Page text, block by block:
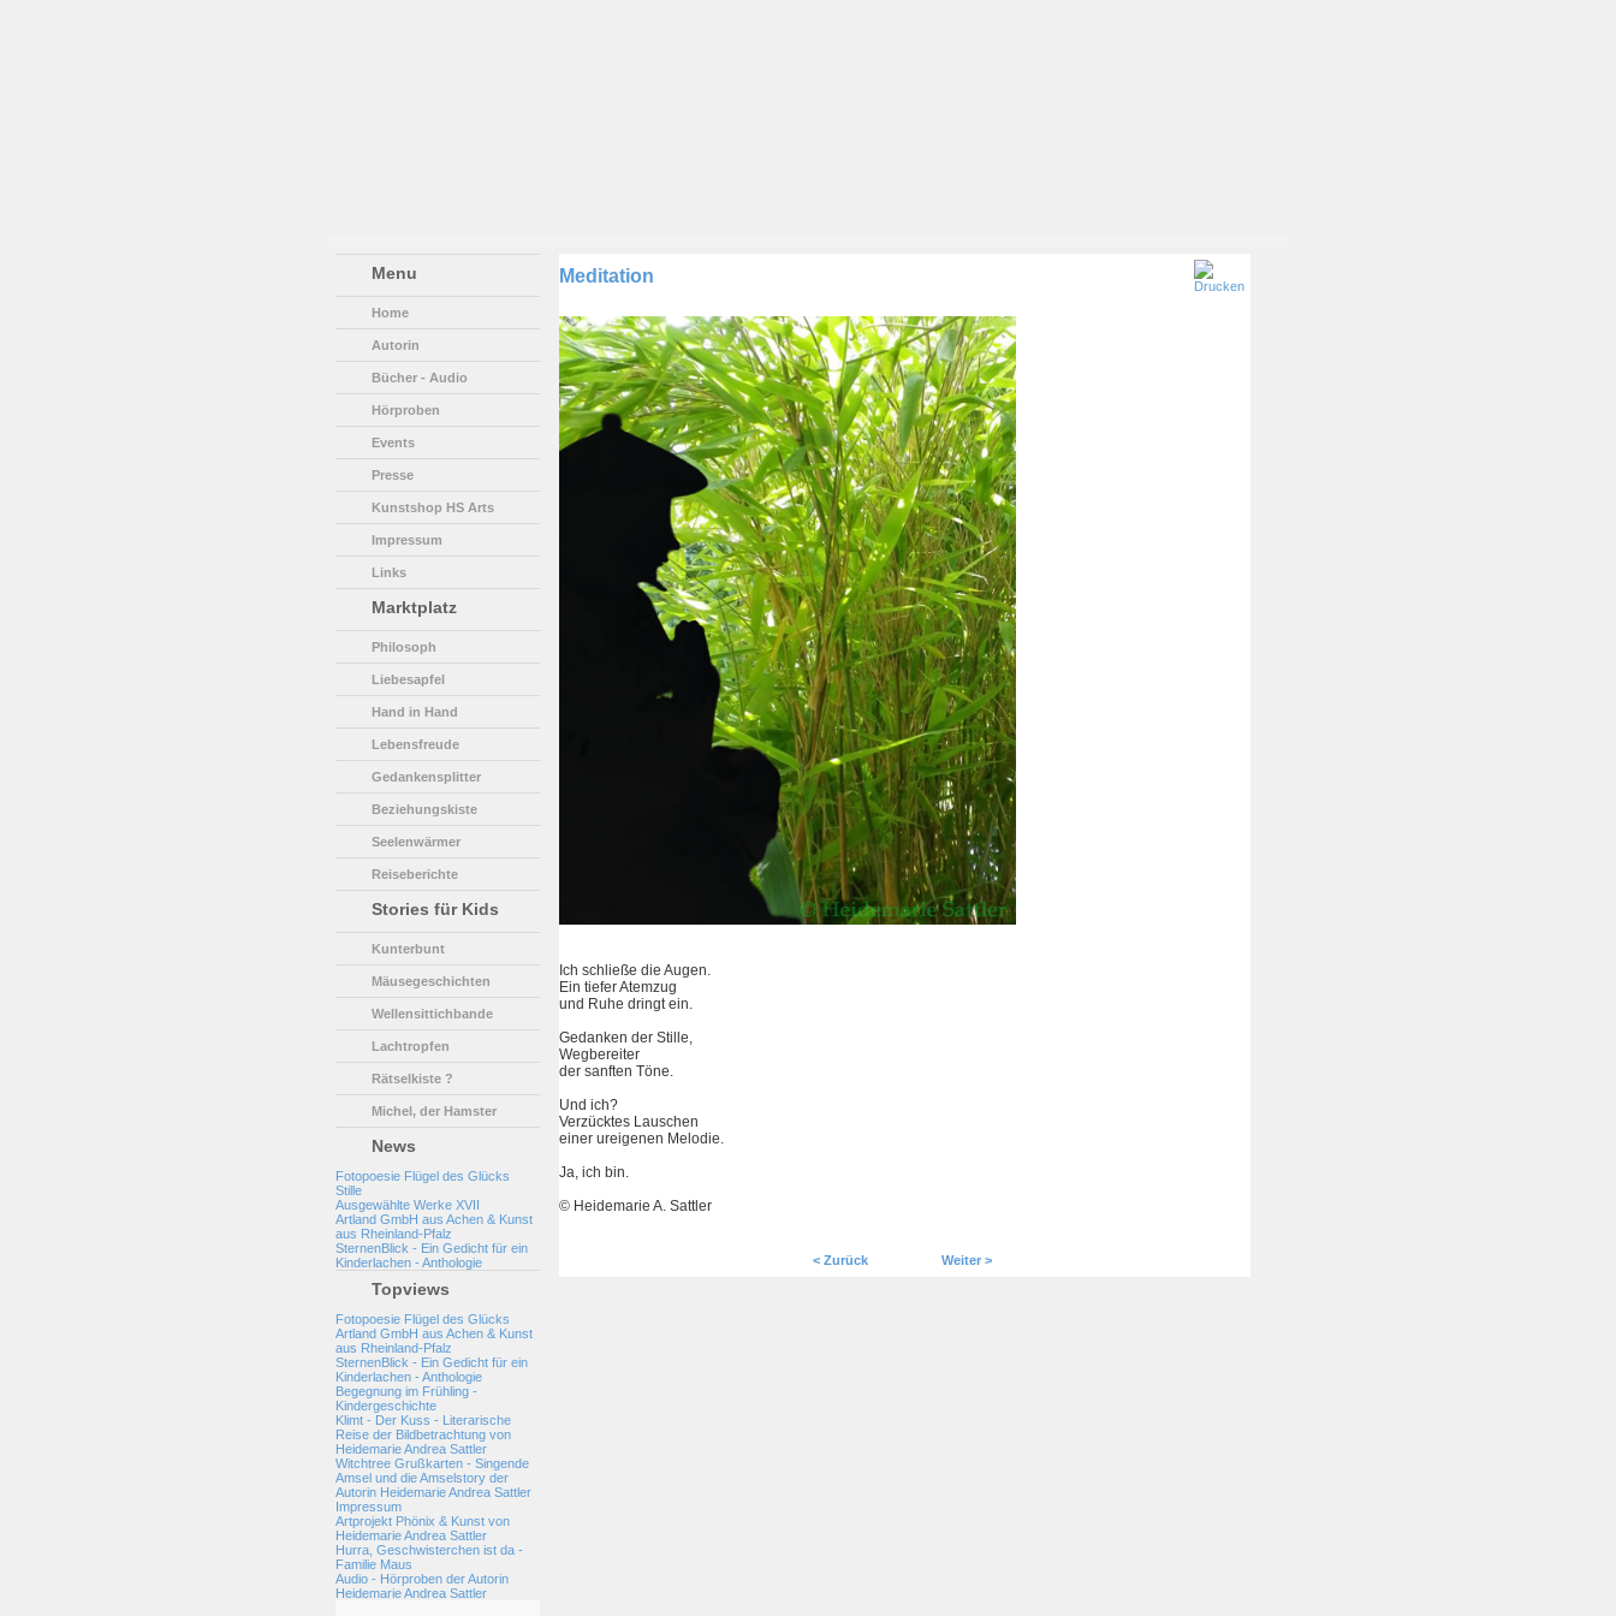
Meditation
Ich schließe die Augen.
Ein tiefer Atemzug
und Ruhe dringt ein.
Gedanken der Stille,
Wegbereiter
der sanften Töne.
Und ich?
Verzücktes Lauschen
einer ureigenen Melodie.
Ja, ich bin.
© Heidemarie A. Sattler
< Zurück Weiter >
Menu
Home
Autorin
Bücher - Audio
Hörproben
Events
Presse
Kunstshop HS Arts
Impressum
Links
Marktplatz
Philosoph
Liebesapfel
Hand in Hand
Lebensfreude
Gedankensplitter
Beziehungskiste
Seelenwärmer
Reiseberichte
Stories für Kids
Kunterbunt
Mäusegeschichten
Wellensittichbande
Lachtropfen
Rätselkiste ?
Michel, der Hamster
News
Fotopoesie Flügel des Glücks
Stille
Ausgewählte Werke XVII
Artland GmbH aus Achen & Kunst
aus Rheinland-Pfalz
SternenBlick - Ein Gedicht für ein
Kinderlachen - Anthologie
Topviews
Fotopoesie Flügel des Glücks
Artland GmbH aus Achen & Kunst
aus Rheinland-Pfalz
SternenBlick - Ein Gedicht für ein
Kinderlachen - Anthologie
Begegnung im Frühling -
Kindergeschichte
Klimt - Der Kuss - Literarische
Reise der Bildbetrachtung von
Heidemarie Andrea Sattler
Witchtree Grußkarten - Singende
Amsel und die Amselstory der
Autorin Heidemarie Andrea Sattler
Impressum
Artprojekt Phönix & Kunst von
Heidemarie Andrea Sattler
Hurra, Geschwisterchen ist da -
Familie Maus
Audio - Hörproben der Autorin
Heidemarie Andrea Sattler